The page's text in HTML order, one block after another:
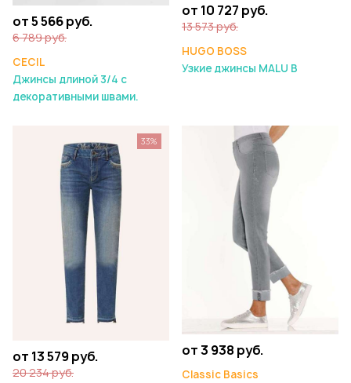
от 5 566 руб.
6 789 руб.
CECIL
Джинсы длиной 3/4 с
декоративными швами.
от 10 727 руб.
13 573 руб.
HUGO BOSS
Узкие джинсы MALU B
от 13 579 руб.
20 234 руб.
33%
от 3 938 руб.
Classic Basics